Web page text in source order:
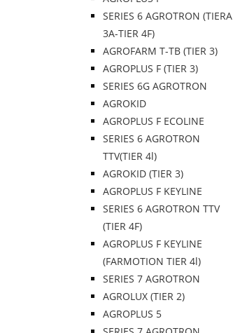
SERIES 6 AGROTRON (TIERA
3A-TIER 4F)
AGROFARM T-TB (TIER 3)
AGROPLUS F (TIER 3)
SERIES 6G AGROTRON
AGROKID
AGROPLUS F ECOLINE
SERIES 6 AGROTRON
TTV(TIER 4l)
AGROKID (TIER 3)
AGROPLUS F KEYLINE
SERIES 6 AGROTRON TTV
(TIER 4F)
AGROPLUS F KEYLINE
(FARMOTION TIER 4l)
SERIES 7 AGROTRON
AGROLUX (TIER 2)
AGROPLUS 5